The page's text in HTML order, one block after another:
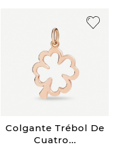
Colgante Trébol De
Cuatro...